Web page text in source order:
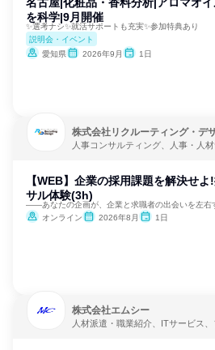
を科学|9月開催
✨選考ナシ✨就活サポートも充実✨参加特典あり
説明会・イベント
愛知県
2026年9月 1日
株式会社リクルーティング・デ
人事コンサルティング、人事・人
【WEB】企業の採用課題を解決せ
サル体験(3h)
――あなたの企画が、企業と求職者の出会いを左右
オンライン
2026年8月 1日
株式会社エムシー
人材派遣・職業紹介、ITサービス